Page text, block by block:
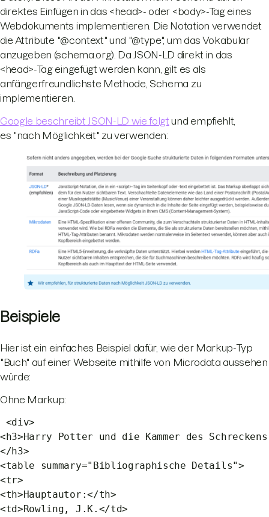
direktes Einfügen in das <head>- oder <body>-Tag eines
Webdokuments implementieren. Die Notation verwendet
die Attribute "@context" und "@type", um das Vokabular
anzugeben (schema.org). Da JSON-LD direkt in das
<head>-Tag eingefügt werden kann, gilt es als
anfängerfreundlichste Methode, Schema zu
implementieren.
Google beschreibt JSON-LD wie folgt und empfiehlt,
es "nach Möglichkeit" zu verwenden:
Beispiele
Hier ist ein einfaches Beispiel dafür, wie der Markup-Typ
"Buch" auf einer Webseite mithilfe von Microdata aussehen
würde:
Ohne Markup:
<div>
<h3>Harry Potter und die Kammer des Schreckens
</h3>
<table summary="Bibliographische Details">
<tr>
<th>Hauptautor:</th>
<td>Rowling, J.K.</td>